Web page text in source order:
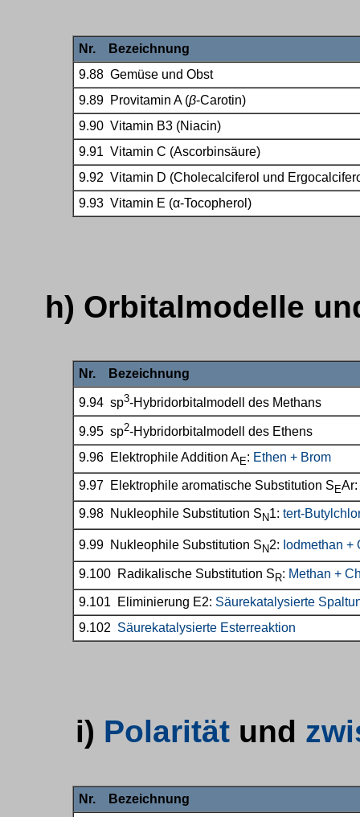
Nr. Bezeichnung
9.88 Gemüse und Obst
9.89 Provitamin A (β-Carotin)
9.90 Vitamin B3 (Niacin)
9.91 Vitamin C (Ascorbinsäure)
9.92 Vitamin D (Cholecalciferol und
9.93 Vitamin E (α-Tocopherol)
h) Orbitalmodelle
Nr. Bezeichnung
9.94 sp3-Hybridorbitalmodell des Methans
9.95 sp2-Hybridorbitalmodell des Ethens
9.96 Elektrophile Addition AE: Ethen + Brom
9.97 Elektrophile aromatische Substitution S EAr:
9.98 Nukleophile Substitution S N1: tert-
9.99 Nukleophile Substitution S N2: Iodmethan +
9.100 Radikalische Substitution S R: Methan +
9.101 Eliminierung E2: Säurekatalysierte
9.102 Säurekatalysierte Esterreaktion
i) Polaritätund
Nr. Bezeichnung